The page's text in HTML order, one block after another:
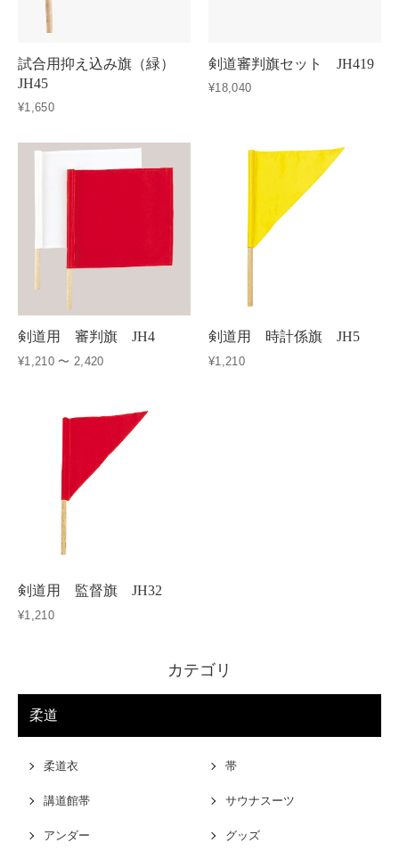
試合用抑え込み旗（緑）
JH45
¥1,650
剣道審判旗セット JH419
¥18,040
剣道用 審判旗 JH4
¥1,210 〜 2,420
剣道用 時計係旗 JH5
¥1,210
剣道用 監督旗 JH32
¥1,210
カテゴリ
柔道
柔道衣 帯
講道館帯 サウナスーツ
アンダー グッズ